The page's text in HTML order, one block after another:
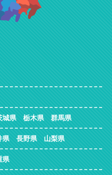
県 栃木県 群馬県
県 長野県 山梨県
県